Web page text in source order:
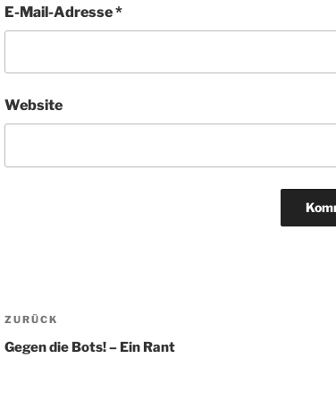
E-Mail-Adresse*
Website
Beitragsnavigation
Vorheriger
Beitrag
ZURÜCK
Gegen die Bots! – Ein Rant